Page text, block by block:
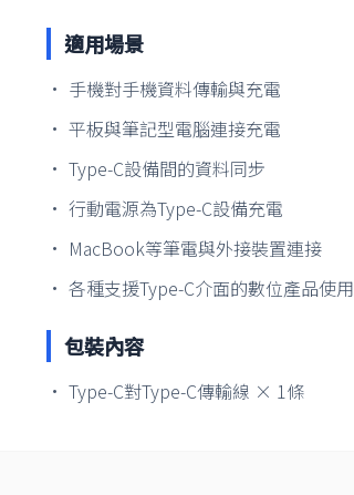
適用場景
• 手機對手機資料傳輸與充電
• 平板與筆記型電腦連接充電
• Type-C設備間的資料同步
• 行動電源為Type-C設備充電
• MacBook等筆電與外接裝置連接
• 各種支援Type-C介面的數位產品使用
包裝內容
• Type-C對Type-C傳輸線 × 1條